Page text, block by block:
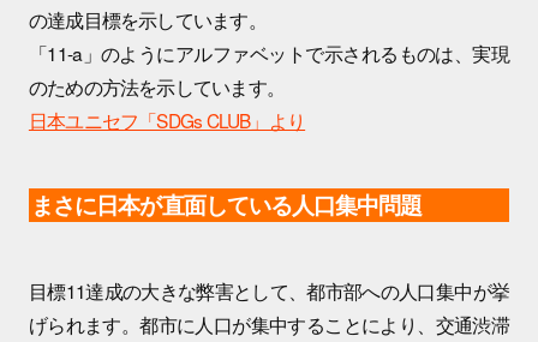
の達成目標を示しています。
「11-a」のようにアルファベットで示されるものは、実現
のための方法を示しています。
日本ユニセフ「SDGs CLUB」より
まさに日本が直面している人口集中問題
目標11達成の大きな弊害として、都市部への人口集中が挙
げられます。都市に人口が集中することにより、交通渋滞